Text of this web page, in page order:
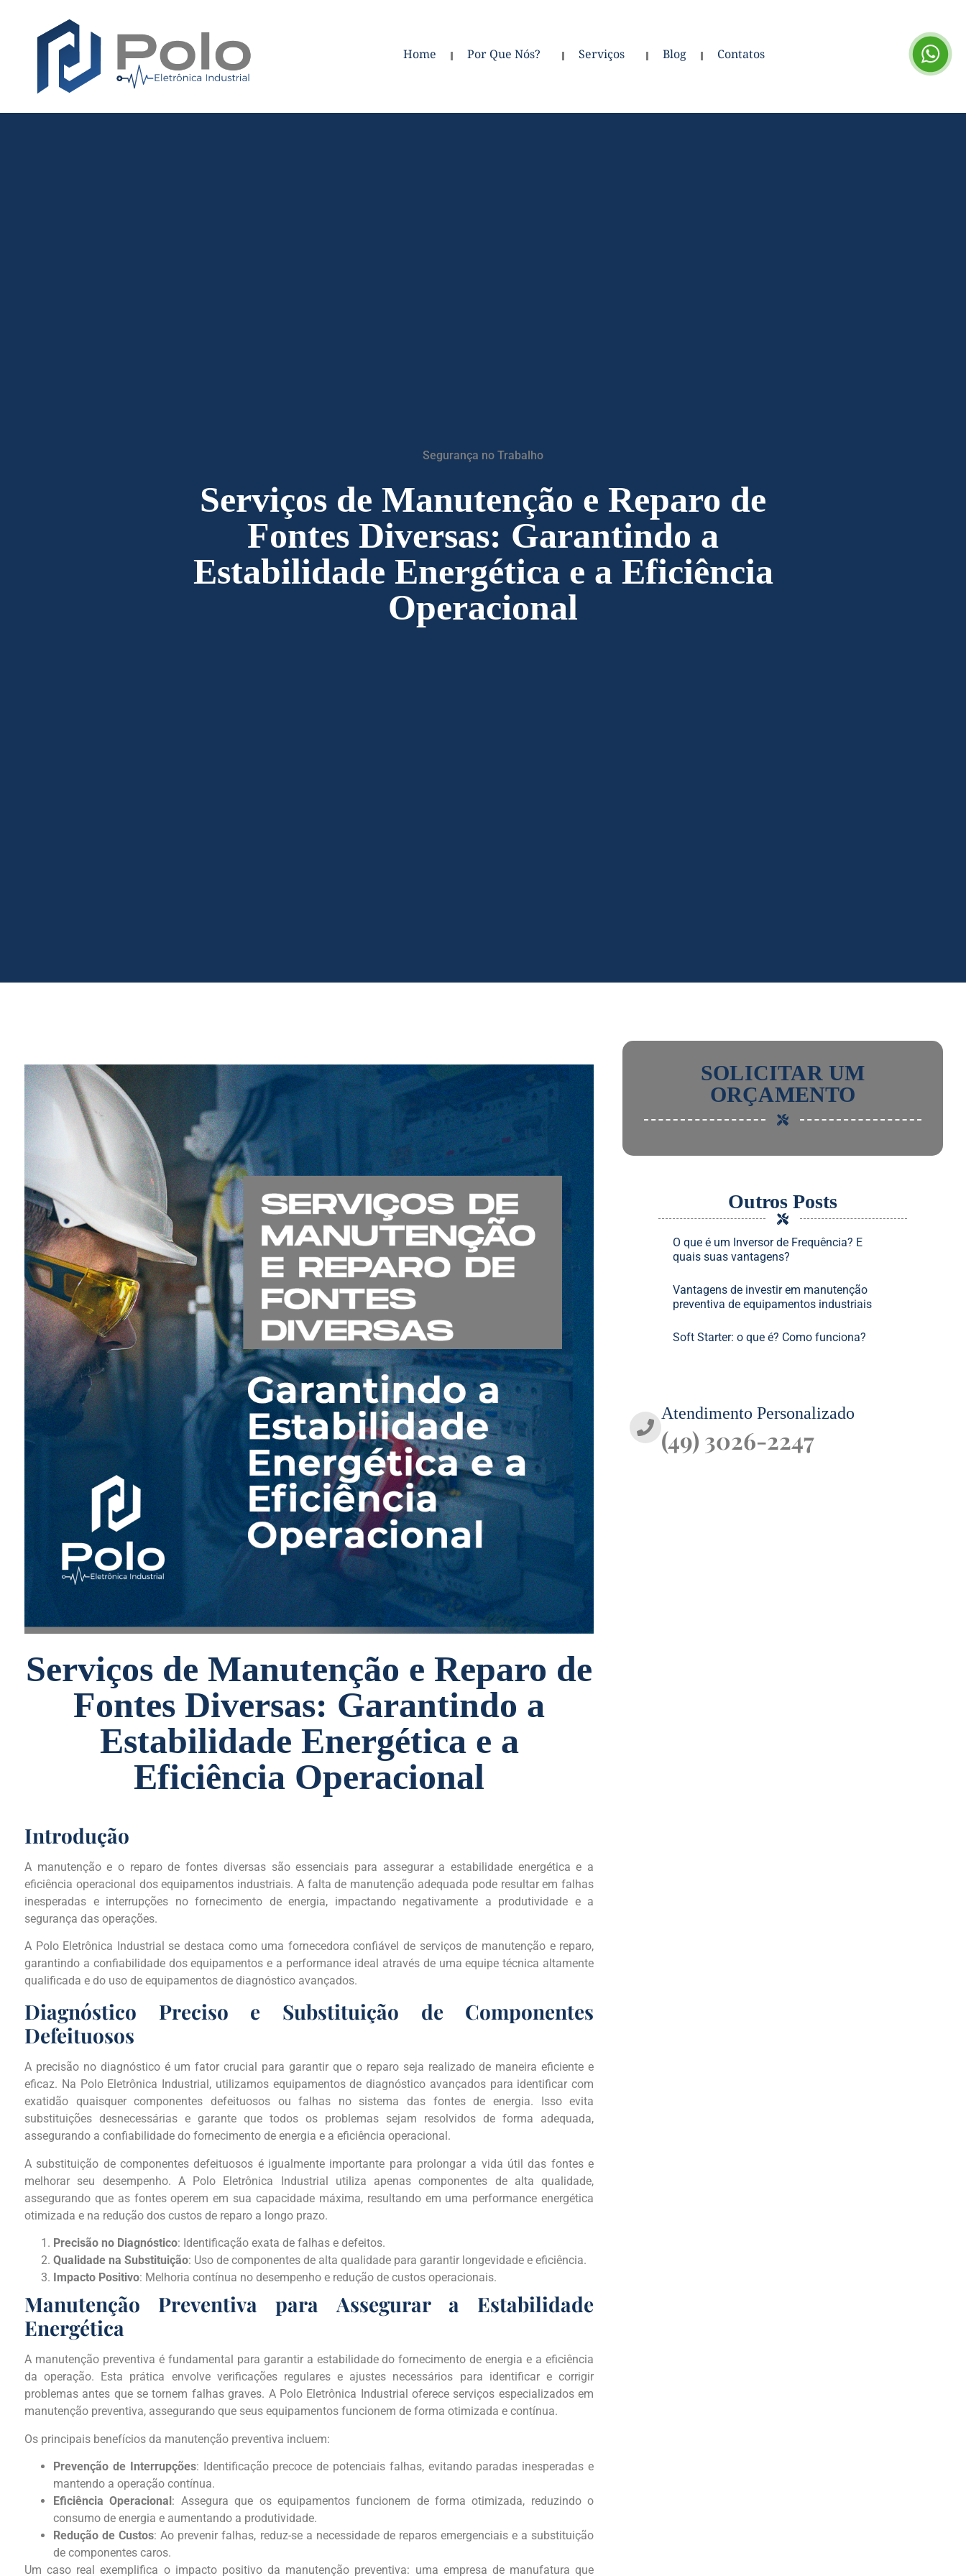
Home Por Que Nós? Serviços Blog Contatos
Segurança no Trabalho
Serviços de Manutenção e Reparo de
Fontes Diversas: Garantindo a
Estabilidade Energética e a Eficiência
Operacional
Serviços de Manutenção e Reparo de
Fontes Diversas: Garantindo a
Estabilidade Energética e a
Eficiência Operacional
Introdução
A manutenção e o reparo de fontes diversas são essenciais para assegurar a estabilidade energética e a
eficiência operacional dos equipamentos industriais. A falta de manutenção adequada pode resultar em falhas
inesperadas e interrupções no fornecimento de energia, impactando negativamente a produtividade e a
segurança das operações.
A Polo Eletrônica Industrial se destaca como uma fornecedora confiável de serviços de manutenção e reparo,
garantindo a confiabilidade dos equipamentos e a performance ideal através de uma equipe técnica altamente
qualificada e do uso de equipamentos de diagnóstico avançados.
Diagnóstico Preciso e Substituição de Componentes
Defeituosos
A precisão no diagnóstico é um fator crucial para garantir que o reparo seja realizado de maneira eficiente e
eficaz. Na Polo Eletrônica Industrial, utilizamos equipamentos de diagnóstico avançados para identificar com
exatidão quaisquer componentes defeituosos ou falhas no sistema das fontes de energia. Isso evita
substituições desnecessárias e garante que todos os problemas sejam resolvidos de forma adequada,
assegurando a confiabilidade do fornecimento de energia e a eficiência operacional.
A substituição de componentes defeituosos é igualmente importante para prolongar a vida útil das fontes e
melhorar seu desempenho. A Polo Eletrônica Industrial utiliza apenas componentes de alta qualidade,
assegurando que as fontes operem em sua capacidade máxima, resultando em uma performance energética
otimizada e na redução dos custos de reparo a longo prazo.
Precisão no Diagnóstico: Identificação exata de falhas e defeitos.
Qualidade na Substituição: Uso de componentes de alta qualidade para garantir longevidade e eficiência.
Impacto Positivo: Melhoria contínua no desempenho e redução de custos operacionais.
Manutenção Preventiva para Assegurar a Estabilidade
Energética
A manutenção preventiva é fundamental para garantir a estabilidade do fornecimento de energia e a eficiência
da operação. Esta prática envolve verificações regulares e ajustes necessários para identificar e corrigir
problemas antes que se tornem falhas graves. A Polo Eletrônica Industrial oferece serviços especializados em
manutenção preventiva, assegurando que seus equipamentos funcionem de forma otimizada e contínua.
Os principais benefícios da manutenção preventiva incluem:
Prevenção de Interrupções: Identificação precoce de potenciais falhas, evitando paradas inesperadas e
mantendo a operação contínua.
Eficiência Operacional: Assegura que os equipamentos funcionem de forma otimizada, reduzindo o
consumo de energia e aumentando a produtividade.
Redução de Custos: Ao prevenir falhas, reduz-se a necessidade de reparos emergenciais e a substituição
de componentes caros.
Um caso real exemplifica o impacto positivo da manutenção preventiva: uma empresa de manufatura que
SOLICITAR UM
ORÇAMENTO
Outros Posts
O que é um Inversor de Frequência? E
quais suas vantagens?
Vantagens de investir em manutenção
preventiva de equipamentos industriais
Soft Starter: o que é? Como funciona?
Atendimento Personalizado
(49) 3026-2247